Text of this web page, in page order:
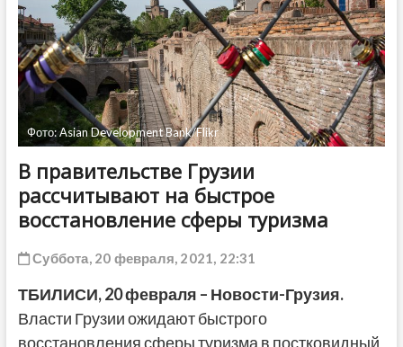
Фото: Asian Development Bank/Flikr
В правительстве Грузии
рассчитывают на быстрое
восстановление сферы туризма
Суббота, 20 февраля, 2021, 22:31
ТБИЛИСИ, 20 февраля – Новости-Грузия.
Власти Грузии ожидают быстрого
восстановления сферы туризма в постковидный